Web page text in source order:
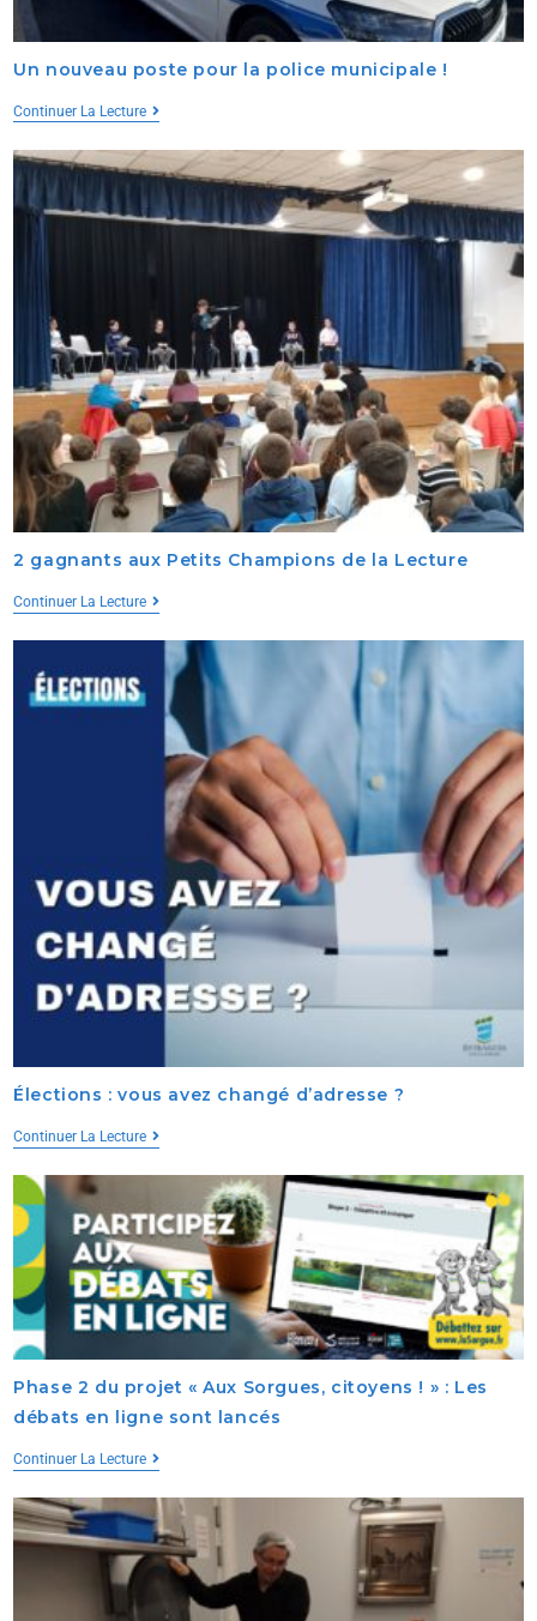
Un nouveau poste pour la police municipale !
Continuer La Lecture
2 gagnants aux Petits Champions de la Lecture
Continuer La Lecture
Élections : vous avez changé d’adresse ?
Continuer La Lecture
Phase 2 du projet « Aux Sorgues, citoyens ! » : Les
débats en ligne sont lancés
Continuer La Lecture